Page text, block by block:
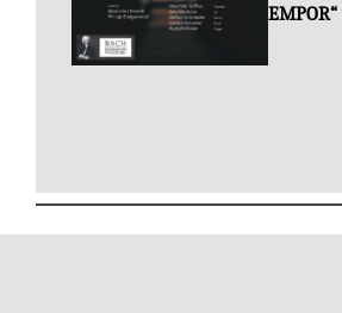
EMPOR“